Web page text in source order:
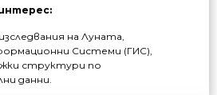
на Луната,
Системи (ГИС),
структури по
данни.